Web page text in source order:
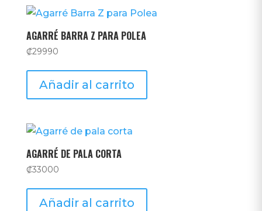
AGARRÉ BARRA Z PARA POLEA
₡29990
Añadir al carrito
AGARRÉ DE PALA CORTA
₡33000
Añadir al carrito